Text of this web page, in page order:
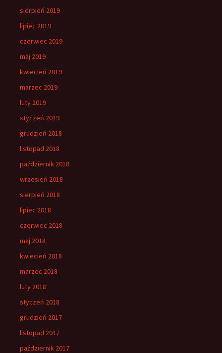
sierpień 2019
lipiec 2019
czerwiec 2019
maj 2019
kwiecień 2019
marzec 2019
luty 2019
styczeń 2019
grudzień 2018
listopad 2018
październik 2018
wrzesień 2018
sierpień 2018
lipiec 2018
czerwiec 2018
maj 2018
kwiecień 2018
marzec 2018
luty 2018
styczeń 2018
grudzień 2017
listopad 2017
październik 2017